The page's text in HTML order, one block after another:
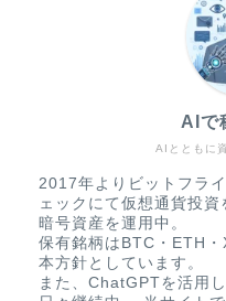
AIとともに
AIで
2017年よりビットフラ
ェックにて仮想通貨投
暗号資産を運用中。
保有銘柄はBTC・ETH
本方針としています。
また、ChatGPTを活用